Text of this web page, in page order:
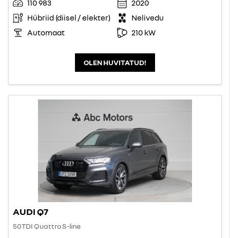
110 983
2020
Hübriid (diisel / elekter)
Nelivedu
Automaat
210 kW
OLEN HUVITATUD!
AUDI Q7
50TDI Quattro S-line